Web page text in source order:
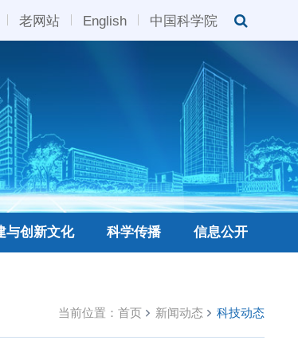
老网站 English 中国科学院
与创新文化 科学传播 信息公开
当前位置： 首页 新闻动态 科技动态